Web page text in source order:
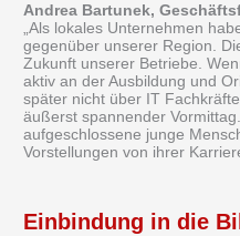
Andrea Bartunek,
„Als lokales Unternehmen
gegenüber unserer Region.
Zukunft unserer Betriebe.
aktiv an der Ausbildung und
später nicht über IT
äußerst spannender
aufgeschlossene junge
Vorstellungen von ihrer
Einbindung in die